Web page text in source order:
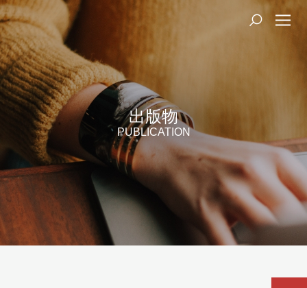
出版物
PUBLICATION